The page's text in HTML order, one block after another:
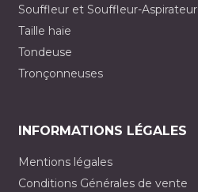
Souffleur et Souffleur-Aspirateur
Taille haie
Tondeuse
Tronçonneuses
INFORMATIONS LÉGALES
Mentions légales
Conditions Générales de vente